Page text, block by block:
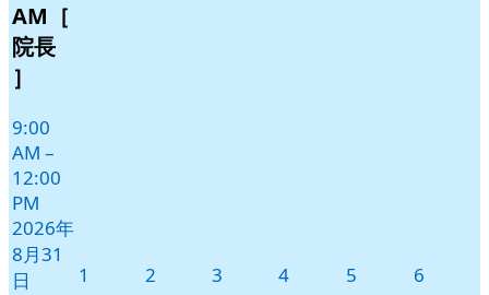
月
31
日
イ
AM［
院長
］
9:00
AM –
12:00
PM
2026年
8月31
日
1 2 3 42026
5 6